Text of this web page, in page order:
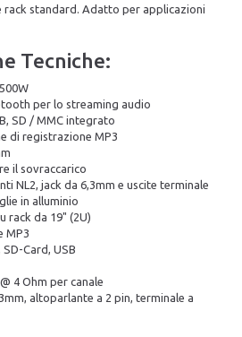
rack standard. Adatto per applicazioni
Tecniche:
per lo streaming audio
SD / MMC integrato
di registrazione MP3
il sovraccarico
NL2, jack da 6,3mm e uscite terminale
in alluminio
rack da 19" (2U)
MP3
Card, USB
4 Ohm per canale
altoparlante a 2 pin, terminale a